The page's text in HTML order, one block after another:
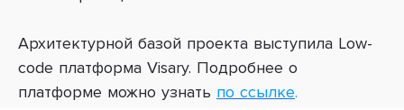
Архитектурной базой проекта выступила Low-
code платформа Visarу. Подробнее о
платформе можно узнать по ссылке.